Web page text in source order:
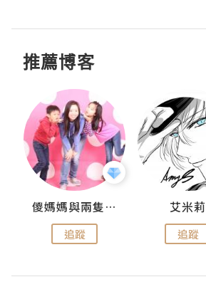
推薦博客
儍媽媽與兩隻小魔怪之家
追蹤
艾米莉
追蹤